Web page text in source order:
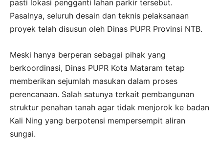
pasti lokasi pengganti lahan parkir tersebut.
Pasalnya, seluruh desain dan teknis pelaksanaan
proyek telah disusun oleh Dinas PUPR Provinsi NTB.
Meski hanya berperan sebagai pihak yang
berkoordinasi, Dinas PUPR Kota Mataram tetap
memberikan sejumlah masukan dalam proses
perencanaan. Salah satunya terkait pembangunan
struktur penahan tanah agar tidak menjorok ke badan
Kali Ning yang berpotensi mempersempit aliran
sungai.